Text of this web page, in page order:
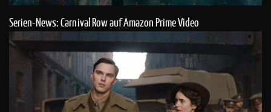
Serien-News: Carnival Row auf Amazon Prime Video